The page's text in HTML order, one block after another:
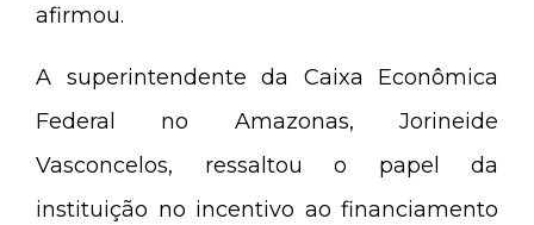
afirmou.
A superintendente da Caixa Econômica
Federal no Amazonas, Jorineide
Vasconcelos, ressaltou o papel da
instituição no incentivo ao financiamento